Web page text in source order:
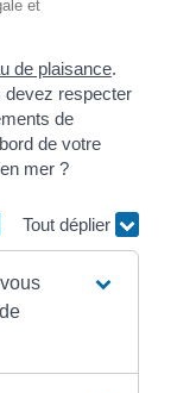
et
de plaisance.
devez respecter
de
de votre
mer ?
Tout déplier